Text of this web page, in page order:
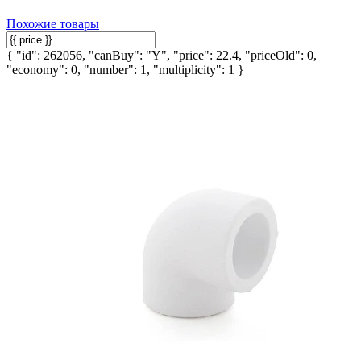
Похожие товары
{ "id": 262056, "canBuy": "Y", "price": 22.4, "priceOld": 0,
"economy": 0, "number": 1, "multiplicity": 1 }